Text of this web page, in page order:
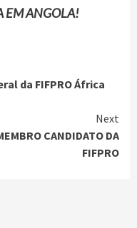
EM ANGOLA!
da FIFPRO África
Next
CANDIDATO DA
FIFPRO